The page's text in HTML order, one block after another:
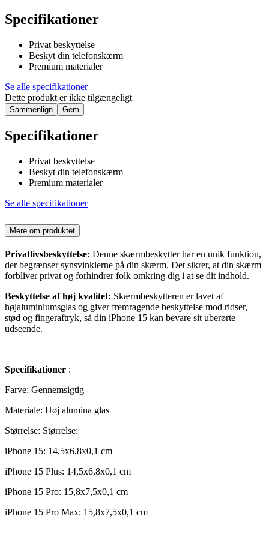
Specifikationer
Privat beskyttelse
Beskyt din telefonskærm
Premium materialer
Se alle specifikationer
Dette produkt er ikke tilgængeligt
Sammenlign Gem
Specifikationer
Privat beskyttelse
Beskyt din telefonskærm
Premium materialer
Se alle specifikationer
Mere om produktet
Privatlivsbeskyttelse: Denne skærmbeskytter har en unik funktion,
der begrænser synsvinklerne på din skærm. Det sikrer, at din skærm
forbliver privat og forhindrer folk omkring dig i at se dit indhold.
Beskyttelse af høj kvalitet: Skærmbeskytteren er lavet af
højaluminiumsglas og giver fremragende beskyttelse mod ridser,
stød og fingeraftryk, så din iPhone 15 kan bevare sit uberørte
udseende.
Specifikationer :
Farve: Gennemsigtig
Materiale: Høj alumina glas
Størrelse: Størrelse:
iPhone 15: 14,5x6,8x0,1 cm
iPhone 15 Plus: 14,5x6,8x0,1 cm
iPhone 15 Pro: 15,8x7,5x0,1 cm
iPhone 15 Pro Max: 15,8x7,5x0,1 cm